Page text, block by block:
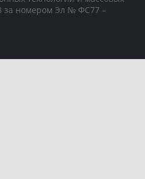
за номером Эл № ФС77 –